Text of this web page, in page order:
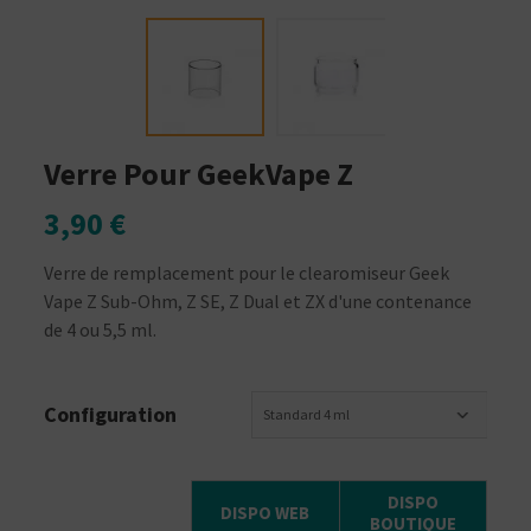
Verre Pour GeekVape Z
3,90 €
Verre de remplacement pour le clearomiseur Geek
Vape Z Sub-Ohm, Z SE, Z Dual et ZX d'une contenance
de 4 ou 5,5 ml.
Configuration Standard 4 ml
DISPO WEB
DISPO
BOUTIQUE